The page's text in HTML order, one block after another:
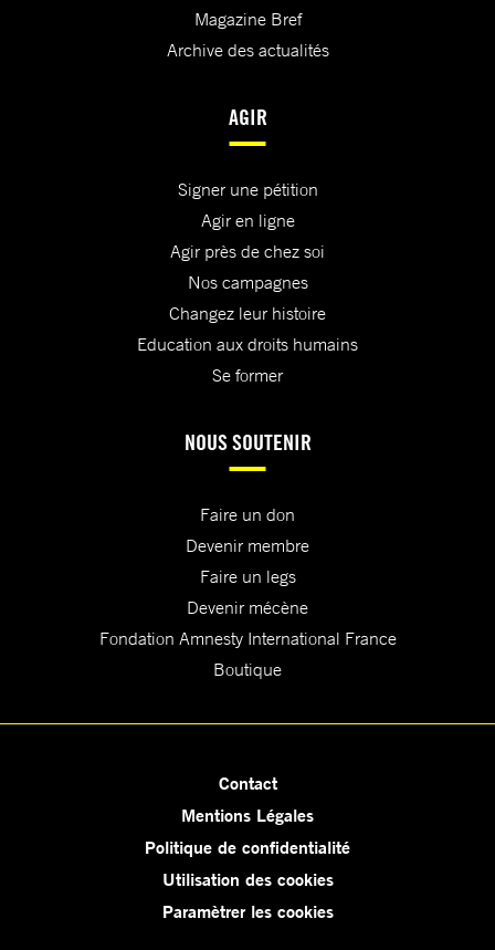
Magazine Bref
Archive des actualités
AGIR
Signer une pétition
Agir en ligne
Agir près de chez soi
Nos campagnes
Changez leur histoire
Education aux droits humains
Se former
NOUS SOUTENIR
Faire un don
Devenir membre
Faire un legs
Devenir mécène
Fondation Amnesty International France
Boutique
Contact
Mentions Légales
Politique de confidentialité
Utilisation des cookies
Paramètrer les cookies